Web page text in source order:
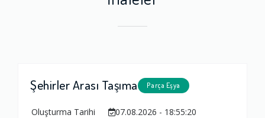
Şehirler Arası Taşıma Parça Eşya
Oluşturma Tarihi
07.08.2026 - 18:55:20